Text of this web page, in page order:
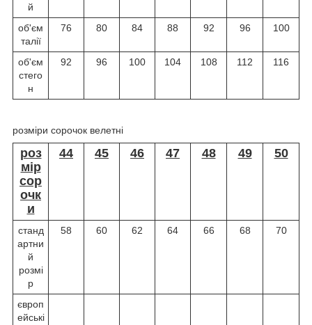
й
об'єм
талії
76 80 84 88 92 96 100
об'єм
стего
н
92 96 100 104 108 112 116
розміри сорочок велетні
роз
мір
сор
очк
и
44 45 46 47 48 49 50
станд
артни
й
розмі
р
58 60 62 64 66 68 70
європ
ейські